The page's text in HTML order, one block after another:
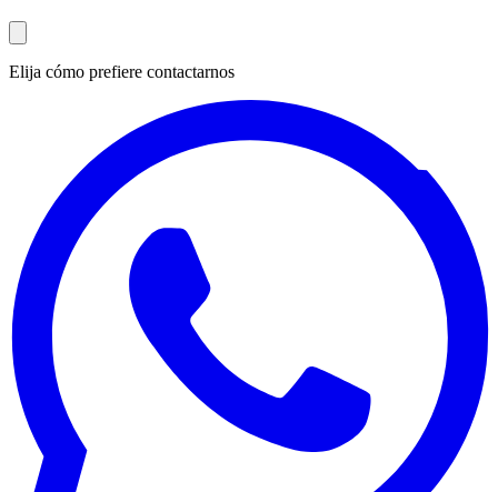
Elija cómo prefiere contactarnos